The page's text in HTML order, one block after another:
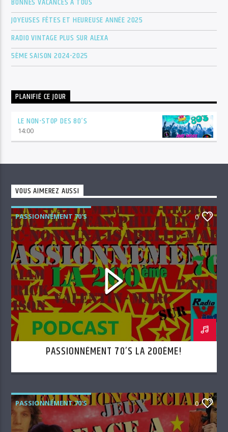
JOYEUSES FÊTES ET HEUREUSE ANNÉE 2025
RADIO VINTAGE PLUS SUR ALEXA
5ÈME SAISON 2024-2025
PLANIFIÉ CE JOUR
LE NON-STOP DES 80’S
14:00
VOUS AIMEREZ AUSSI
PASSIONNÉMENT 70'S 0
PASSIONNÉMENT 70’S LA 200ÈME!
PASSIONNÉMENT 70'S 0